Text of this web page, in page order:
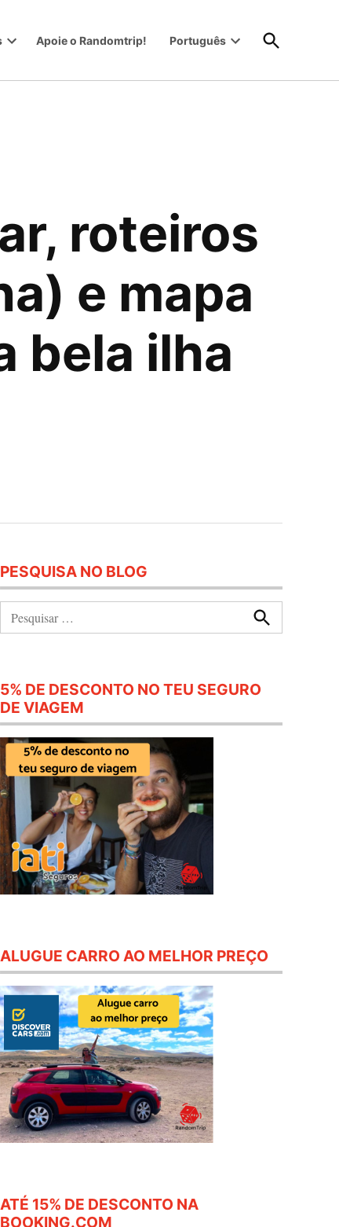
menu
Apoie o Randomtrip! Português
menu
Abrir
Pesquisa
roteiros
e mapa
bela ilha
PESQUISA NO BLOG
Procurar
5% DE DESCONTO NO TEU SEGURO
DE VIAGEM
ALUGUE CARRO AO MELHOR PREÇO
ATÉ 15% DE DESCONTO NA
BOOKING.COM